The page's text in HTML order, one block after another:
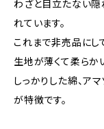
わざと目立たない隠
れています。
これまで非売品にし
生地が薄くて柔ら
しっかりした綿、ア
が特徴です。